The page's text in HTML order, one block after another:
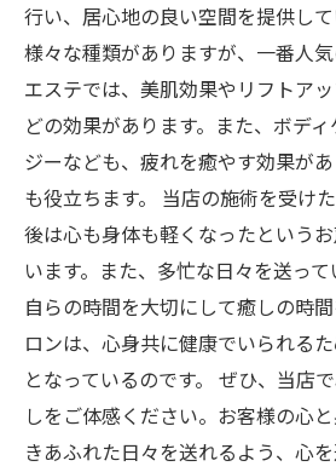
行い、居心地の良い空間を提供し
様々な種類がありますが、一番人
エステでは、美肌効果やリフトア
どの効果があります。また、ボデ
ジーなども、疲れを癒やす効果が
も役立ちます。 当店の施術を受け
後は心も身体も軽くなったという
います。また、多忙な日々を送って
自らの時間を大切にして癒しの時
ロンは、心身共に健康でいられる
となっているのです。 ぜひ、当店
しをご体感ください。お客様の心
きあふれた日々を送れるよう、心